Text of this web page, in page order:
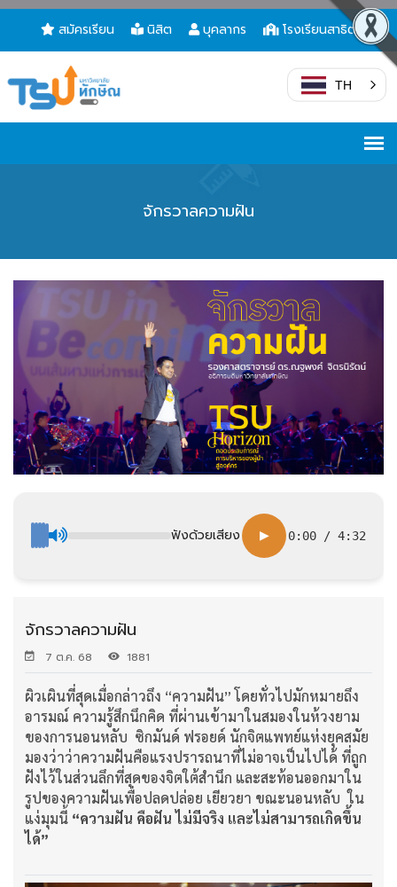
สมัครเรียน นิสิต บุคลากร โรงเรียนสาธิต
TH
จักรวาลความฝัน
ฟังด้วยเสียง ▶ 0:00 / 4:32
จักรวาลความฝัน
7 ต.ค. 68 1881
ผิวเผินที่สุดเมื่อกล่าวถึง “ความฝัน” โดยทั่วไปมักหมายถึง
อารมณ์ ความรู้สึกนึกคิด ที่ผ่านเข้ามาในสมองในห้วงยาม
ของการนอนหลับ ซิกมันด์ ฟรอยด์ นักจิตแพทย์แห่งยุคสมัย
มองว่าว่าความฝันคือแรงปรารถนาที่ไม่อาจเป็นไปได้ ที่ถูก
ฝังไว้ในส่วนลึกที่สุดของจิตใต้สำนึก และสะท้อนออกมาใน
รูปของความฝันเพื่อปลดปล่อย เยียวยา ขณะนอนหลับ ใน
แง่มุมนี้ “ความฝัน คือฝัน ไม่มีจริง และไม่สามารถเกิดขึ้น
ได้”